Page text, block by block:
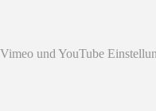
Vimeo und YouTube